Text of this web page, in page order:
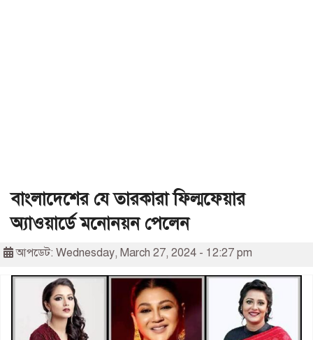
বাংলাদেশের যে তারকারা ফিল্মফেয়ার
অ্যাওয়ার্ডে মনোনয়ন পেলেন
আপডেট: Wednesday, March 27, 2024 - 12:27 pm